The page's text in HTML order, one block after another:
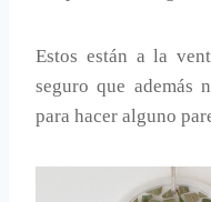
Estos están a la
seguro que además
para hacer alguno